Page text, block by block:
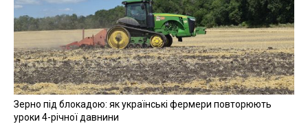
Зерно під блокадою: як українські фермери повторюють
уроки 4-річної давнини